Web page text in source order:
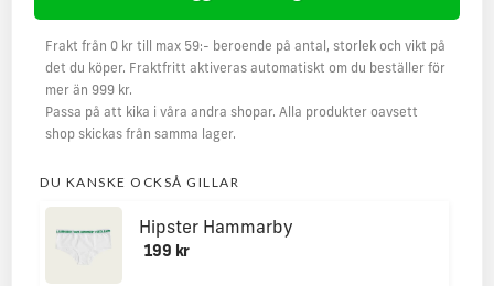
Frakt från 0 kr till max 59:- beroende på antal, storlek och vikt på
det du köper. Fraktfritt aktiveras automatiskt om du beställer för
mer än 999 kr.
Passa på att kika i våra andra shopar. Alla produkter oavsett
shop skickas från samma lager.
DU KANSKE OCKSÅ GILLAR
Hipster Hammarby
199 kr